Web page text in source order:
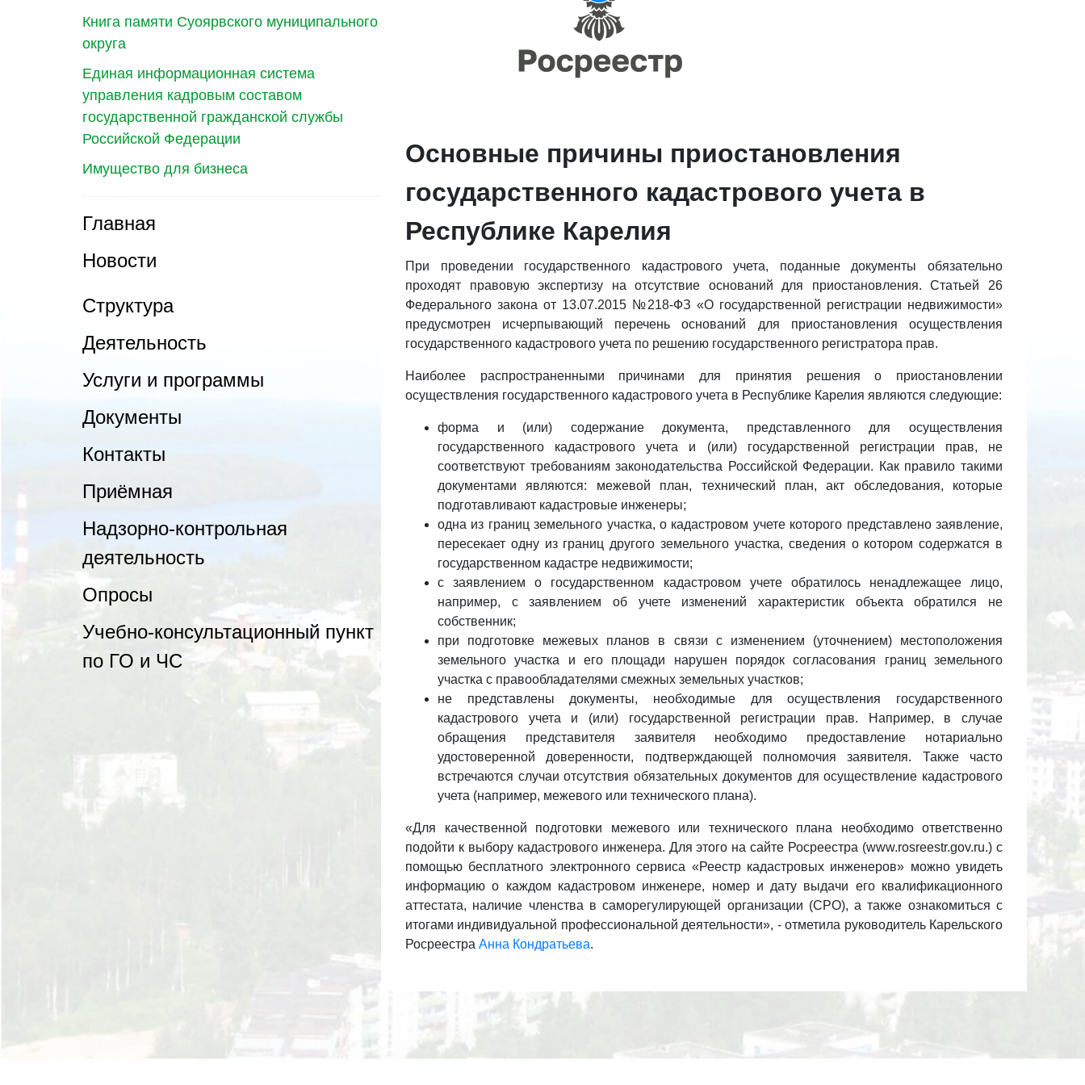
Книга памяти Суоярвского муниципального
округа
Единая информационная система
управления кадровым составом
государственной гражданской службы
Российской Федерации
Имущество для бизнеса
Главная
Новости
Структура
Деятельность
Услуги и программы
Документы
Контакты
Приёмная
Надзорно-контрольная
деятельность
Опросы
Учебно-консультационный пункт
по ГО и ЧС
Основные причины приостановления
государственного кадастрового учета в
Республике Карелия
При проведении государственного кадастрового учета, поданные документы обязательно
проходят правовую экспертизу на отсутствие оснований для приостановления. Статьей 26
Федерального закона от 13.07.2015 №218-ФЗ «О государственной регистрации недвижимости»
предусмотрен исчерпывающий перечень оснований для приостановления осуществления
государственного кадастрового учета по решению государственного регистратора прав.
Наиболее распространенными причинами для принятия решения о приостановлении
осуществления государственного кадастрового учета в Республике Карелия являются следующие:
форма и (или) содержание документа, представленного для осуществления
государственного кадастрового учета и (или) государственной регистрации прав, не
соответствуют требованиям законодательства Российской Федерации. Как правило такими
документами являются: межевой план, технический план, акт обследования, которые
подготавливают кадастровые инженеры;
одна из границ земельного участка, о кадастровом учете которого представлено заявление,
пересекает одну из границ другого земельного участка, сведения о котором содержатся в
государственном кадастре недвижимости;
с заявлением о государственном кадастровом учете обратилось ненадлежащее лицо,
например, с заявлением об учете изменений характеристик объекта обратился не
собственник;
при подготовке межевых планов в связи с изменением (уточнением) местоположения
земельного участка и его площади нарушен порядок согласования границ земельного
участка с правообладателями смежных земельных участков;
не представлены документы, необходимые для осуществления государственного
кадастрового учета и (или) государственной регистрации прав. Например, в случае
обращения представителя заявителя необходимо предоставление нотариально
удостоверенной доверенности, подтверждающей полномочия заявителя. Также часто
встречаются случаи отсутствия обязательных документов для осуществление кадастрового
учета (например, межевого или технического плана).
«Для качественной подготовки межевого или технического плана необходимо ответственно
подойти к выбору кадастрового инженера. Для этого на сайте Росреестра (www.rosreestr.gov.ru.) с
помощью бесплатного электронного сервиса «Реестр кадастровых инженеров» можно увидеть
информацию о каждом кадастровом инженере, номер и дату выдачи его квалификационного
аттестата, наличие членства в саморегулирующей организации (СРО), а также ознакомиться с
итогами индивидуальной профессиональной деятельности», - отметила руководитель Карельского
Росреестра Анна Кондратьева.